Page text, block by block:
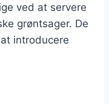
ved at servere
grøntsager. De
introducere